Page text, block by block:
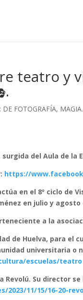
teatro y
DE FOTOGRAFÍA,
del Aula de la
https://
en el 8º ciclo de
en julio y agosto
a la
de Huelva, para el
universitaria o
escuelas/teatro
Revolú. Su director
2023/11/15/16-20-